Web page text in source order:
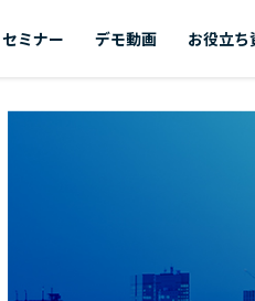
セミナー デモ動画 お役立ち